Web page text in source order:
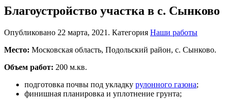
Благоустройство участка в с. Сынково
Опубликовано 22 марта, 2021 . Категория Наши работы
Место: Московская область, Подольский район, с. Сынково.
Объем работ: 200 м.кв.
подготовка почвы под укладку рулонного газона;
финишная планировка и уплотнение грунта;